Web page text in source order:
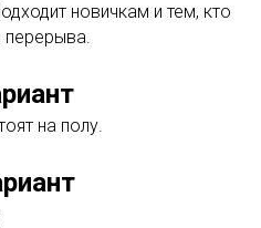
новичкам и тем, кто
перерыва.
на полу.